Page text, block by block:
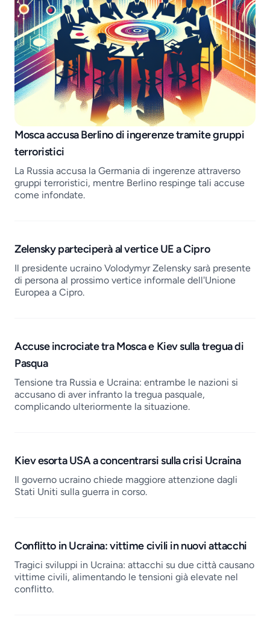
Job openings
Mosca accusa Berlino di ingerenze tramite gruppi
terroristici
La Russia accusa la Germania di ingerenze attraverso
gruppi terroristici, mentre Berlino respinge tali accuse
come infondate.
Zelensky parteciperà al vertice UE a Cipro
Il presidente ucraino Volodymyr Zelensky sarà presente
di persona al prossimo vertice informale dell'Unione
Europea a Cipro.
Accuse incrociate tra Mosca e Kiev sulla tregua di
Pasqua
Tensione tra Russia e Ucraina: entrambe le nazioni si
accusano di aver infranto la tregua pasquale,
complicando ulteriormente la situazione.
Kiev esorta USA a concentrarsi sulla crisi Ucraina
Il governo ucraino chiede maggiore attenzione dagli
Stati Uniti sulla guerra in corso.
Conflitto in Ucraina: vittime civili in nuovi attacchi
Tragici sviluppi in Ucraina: attacchi su due città causano
vittime civili, alimentando le tensioni già elevate nel
conflitto.